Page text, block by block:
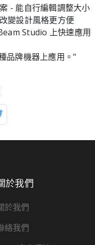
- 能自行編輯調整大小
變設計風格更方便
Studio 上快速應用
品牌機器上應用。"
於我們
於我們
絡我們